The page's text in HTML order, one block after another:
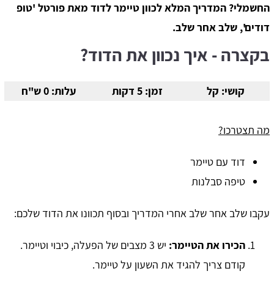
החשמלי? המדריך המלא לכוון טיימר לדוד מאת פורטל 'טופ
דודים', שלב אחר שלב.
בקצרה - איך נכוון את הדוד?
קושי: קל זמן: 5 דקות עלות: 0 ש"ח
מה תצטרכו?
דוד עם טיימר
טיפה סבלנות
עקבו שלב אחר שלב אחרי המדריך ובסוף תכוונו את הדוד שלכם:
הכירו את הטיימר:
יש 3 מצבים של הפעלה, כיבוי וטיימר.
קודם צריך להגיד את השעון על טיימר.